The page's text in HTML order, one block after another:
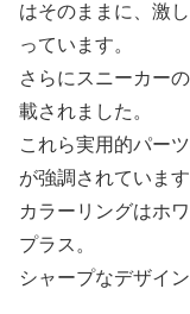
はそのままに、激
っています。
さらにスニーカー
載されました。
これら実用的パー
が強調されています
カラーリングはホ
プラス。
シャープなデザイ